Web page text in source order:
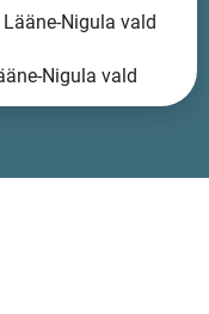
Nigula vald